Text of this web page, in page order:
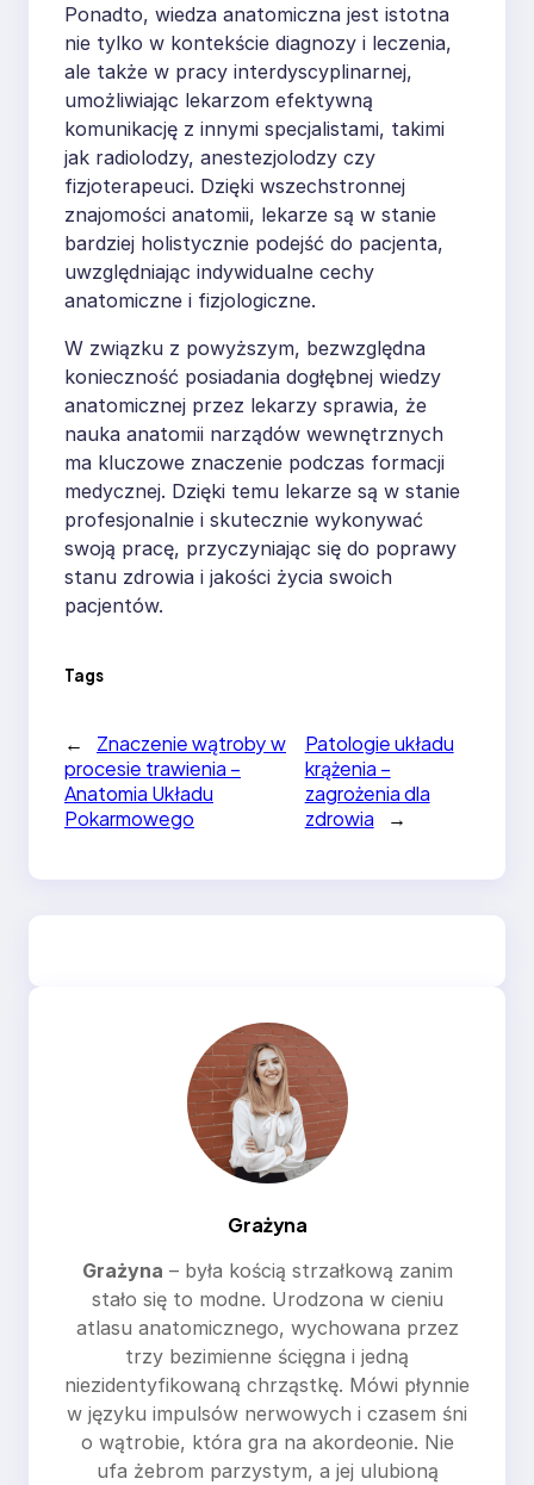
Ponadto, wiedza anatomiczna jest istotna
nie tylko w kontekście diagnozy i leczenia,
ale także w pracy interdyscyplinarnej,
umożliwiając lekarzom efektywną
komunikację z innymi specjalistami, takimi
jak radiolodzy, anestezjolodzy czy
fizjoterapeuci. Dzięki wszechstronnej
znajomości anatomii, lekarze są w stanie
bardziej holistycznie podejść do pacjenta,
uwzględniając indywidualne cechy
anatomiczne i fizjologiczne.
W związku z powyższym, bezwzględna
konieczność posiadania dogłębnej wiedzy
anatomicznej przez lekarzy sprawia, że
nauka anatomii narządów wewnętrznych
ma kluczowe znaczenie podczas formacji
medycznej. Dzięki temu lekarze są w stanie
profesjonalnie i skutecznie wykonywać
swoją pracę, przyczyniając się do poprawy
stanu zdrowia i jakości życia swoich
pacjentów.
Tags
←
Znaczenie wątroby w
procesie trawienia –
Anatomia Układu
Pokarmowego
Patologie układu
krążenia –
zagrożenia dla
zdrowia
→
Grażyna
Grażyna – była kością strzałkową zanim
stało się to modne. Urodzona w cieniu
atlasu anatomicznego, wychowana przez
trzy bezimienne ścięgna i jedną
niezidentyfikowaną chrząstkę. Mówi płynnie
w języku impulsów nerwowych i czasem śni
o wątrobie, która gra na akordeonie. Nie
ufa żebrom parzystym, a jej ulubioną